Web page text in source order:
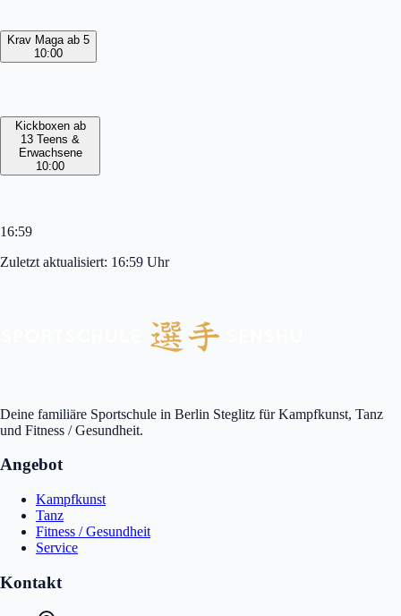
Krav Maga ab 5
10:00
Kickboxen ab
13 Teens &
Erwachsene
10:00
16:59
Zuletzt aktualisiert: 16:59 Uhr
Deine familiäre Sportschule in Berlin Steglitz für Kampfkunst, Tanz
und Fitness / Gesundheit.
Angebot
Kampfkunst
Tanz
Fitness / Gesundheit
Service
Kontakt